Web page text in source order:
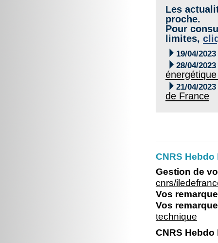
Les
proche.
Pour
limites,
 19/04/2023
 28/04/2023
 21/04/2023
de France
CNRS
Gestion de
cnrs/
Vos
Vos
technique
CNRS